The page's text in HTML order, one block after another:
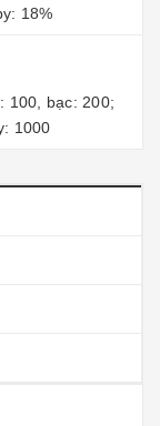
18%
100, bạc: 200;
1000